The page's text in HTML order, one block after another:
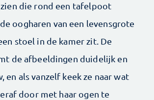
die rond een tafelpoot
oogharen van een levensgrote
stoel in de kamer zit. De
de afbeeldingen duidelijk en
en als vanzelf keek ze naar wat
door met haar ogen te